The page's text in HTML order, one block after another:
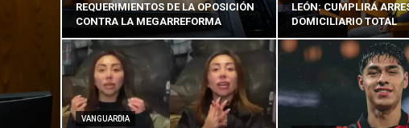
REQUERIMIENTOS DE LA OPOSICIÓN
CONTRA LA MEGARREFORMA
LEÓN: CUMPLIRÁ
DOMICILIARIO TOTAL
VANGUARDIA